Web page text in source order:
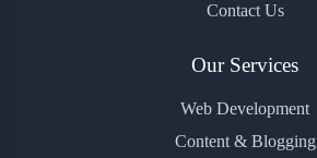
Contact Us
Our Services
Web Development
Content & Blogging